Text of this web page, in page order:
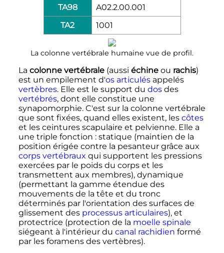
TA98
A02.2.00.001
TA2
1001
La colonne vertébrale humaine vue de profil.
La colonne vertébrale(aussi échineou rachis)
est un empilement d'os articulésappelés
vertèbres. Elle est le support du dosdes
vertébrés, dont elle constitue une
synapomorphie. C'est sur la colonne vertébrale
que sont fixées, quand elles existent, les côtes
et les ceintures scapulaire et pelvienne. Elle a
une triple fonction : statique (maintien de la
position érigée contre la pesanteur grâce aux
corps vertébraux qui supportent les pressions
exercées par le poids du corps et les
transmettent aux membres), dynamique
(permettant la gamme étendue des
mouvements de la tête et du tronc
déterminés par l'orientation des surfaces de
glissement des processus articulaires), et
protectrice (protection de la moelle spinale
siégeant à l'intérieur du canal rachidien formé
par les foramens des vertèbres).